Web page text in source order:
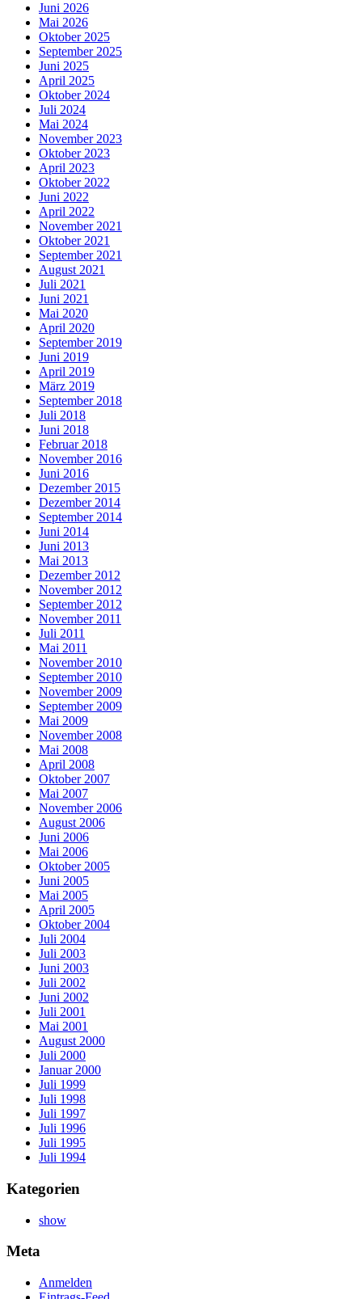
Juni 2026
Mai 2026
Oktober 2025
September 2025
Juni 2025
April 2025
Oktober 2024
Juli 2024
Mai 2024
November 2023
Oktober 2023
April 2023
Oktober 2022
Juni 2022
April 2022
November 2021
Oktober 2021
September 2021
August 2021
Juli 2021
Juni 2021
Mai 2020
April 2020
September 2019
Juni 2019
April 2019
März 2019
September 2018
Juli 2018
Juni 2018
Februar 2018
November 2016
Juni 2016
Dezember 2015
Dezember 2014
September 2014
Juni 2014
Juni 2013
Mai 2013
Dezember 2012
November 2012
September 2012
November 2011
Juli 2011
Mai 2011
November 2010
September 2010
November 2009
September 2009
Mai 2009
November 2008
Mai 2008
April 2008
Oktober 2007
Mai 2007
November 2006
August 2006
Juni 2006
Mai 2006
Oktober 2005
Juni 2005
Mai 2005
April 2005
Oktober 2004
Juli 2004
Juli 2003
Juni 2003
Juli 2002
Juni 2002
Juli 2001
Mai 2001
August 2000
Juli 2000
Januar 2000
Juli 1999
Juli 1998
Juli 1997
Juli 1996
Juli 1995
Juli 1994
Kategorien
show
Meta
Anmelden